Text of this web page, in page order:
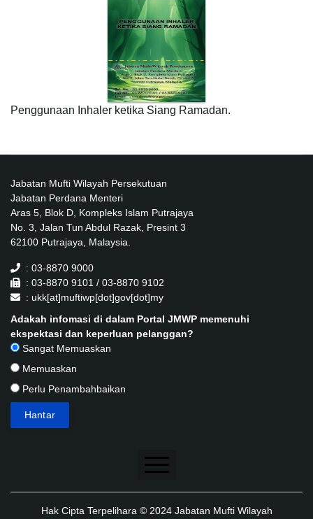
Penggunaan Inhaler ketika Siang Ramadan.
Jabatan Mufti Wilayah Persekutuan
Jabatan Perdana Menteri
Aras 5, Blok D, Kompleks Islam Putrajaya
No. 3, Jalan Tun Abdul Razak, Presint 3
62100 Putrajaya, Malaysia.
: 03-8870 9000
: 03-8870 9101 / 03-8870 9102
: ukk[at]muftiwp[dot]gov[dot]my
Adakah infomasi di dalam Portal JMWP memenuhi
ekspektasi dan keperluan pelanggan?
Sangat Memuaskan
Memuaskan
Perlu Penambahbaikan
Penafian
Hak Cipta Terpelihara © 2024 Jabatan Mufti Wilayah